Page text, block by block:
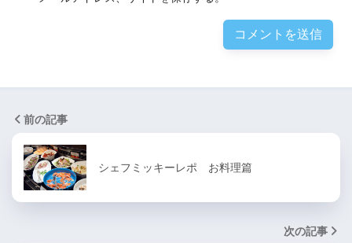
前の記事
シェフミッキーレポ お料理篇
次の記事